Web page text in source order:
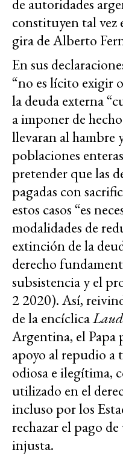
de autoridades
constituyen tal
gira de Alberto
En sus
“no es lícito exigir
la deuda externa
a imponer de
llevaran al hambre
poblaciones
pretender que las
pagadas con
estos casos “es
modalidades de
extinción de la
derecho
subsistencia y el
2 2020). Así,
de la encíclica
Argentina, el Papa
apoyo al repudio a
odiosa e ilegítima,
utilizado en el
incluso por los
rechazar el pago
injusta.